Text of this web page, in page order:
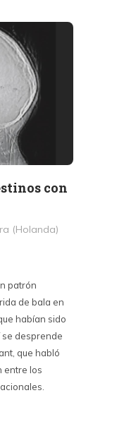
con
(Holanda)
patrón
de bala en
habían sido
desprende
que habló
entre los